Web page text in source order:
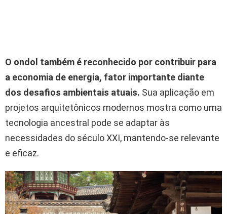
O ondol também é reconhecido por contribuir para
a economia de energia, fator importante diante
dos desafios ambientais atuais. Sua aplicação em
projetos arquitetônicos modernos mostra como uma
tecnologia ancestral pode se adaptar às
necessidades do século XXI, mantendo-se relevante
e eficaz.